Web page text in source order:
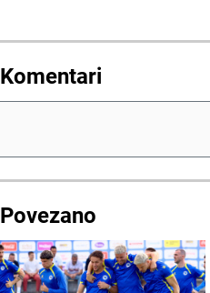
Komentari
Povezano